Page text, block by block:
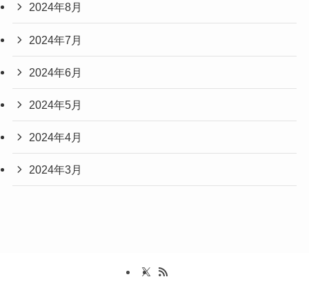
2024年8月
2024年7月
2024年6月
2024年5月
2024年4月
2024年3月